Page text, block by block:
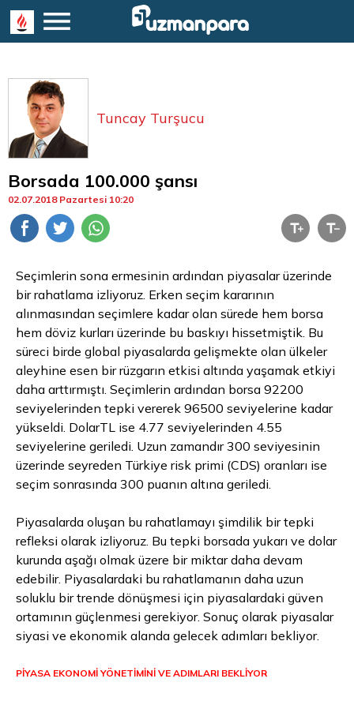
Tuncay Turşucu
Borsada 100.000 şansı
02.07.2018 Pazartesi 10:20
Seçimlerin sona ermesinin ardından piyasalar üzerinde
bir rahatlama izliyoruz. Erken seçim kararının
alınmasından seçimlere kadar olan sürede hem borsa
hem döviz kurları üzerinde bu baskıyı hissetmiştik. Bu
süreci birde global piyasalarda gelişmekte olan ülkeler
aleyhine esen bir rüzgarın etkisi altında yaşamak etkiyi
daha arttırmıştı. Seçimlerin ardından borsa 92200
seviyelerinden tepki vererek 96500 seviyelerine kadar
yükseldi. DolarTL ise 4.77 seviyelerinden 4.55
seviyelerine geriledi. Uzun zamandır 300 seviyesinin
üzerinde seyreden Türkiye risk primi (CDS) oranları ise
seçim sonrasında 300 puanın altına geriledi.
Piyasalarda oluşan bu rahatlamayı şimdilik bir tepki
refleksi olarak izliyoruz. Bu tepki borsada yukarı ve dolar
kurunda aşağı olmak üzere bir miktar daha devam
edebilir. Piyasalardaki bu rahatlamanın daha uzun
soluklu bir trende dönüşmesi için piyasalardaki güven
ortamının güçlenmesi gerekiyor. Sonuç olarak piyasalar
siyasi ve ekonomik alanda gelecek adımları bekliyor.
PİYASA EKONOMİ YÖNETİMİNİ VE ADIMLARI BEKLİYOR